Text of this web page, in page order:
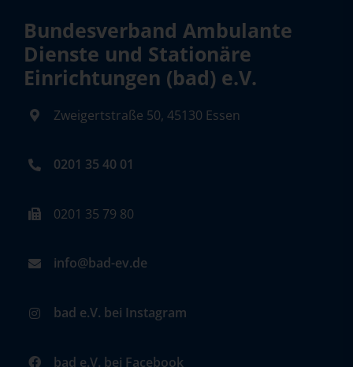
Bundesverband Ambulante
Dienste und Stationäre
Einrichtungen (bad) e.V.
Zweigertstraße 50, 45130 Essen
0201 35 40 01
0201 35 79 80
info@bad-ev.de
bad e.V. bei Instagram
bad e.V. bei Facebook